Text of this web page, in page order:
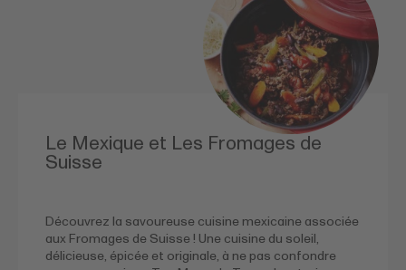
Le Mexique et Les Fromages de
Suisse
Découvrez la savoureuse cuisine mexicaine associée
aux Fromages de Suisse ! Une cuisine du soleil,
délicieuse, épicée et originale, à ne pas confondre